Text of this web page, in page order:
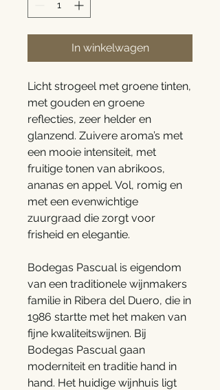
In winkelwagen
Licht strogeel met groene tinten,
met gouden en groene
reflecties, zeer helder en
glanzend. Zuivere aroma’s met
een mooie intensiteit, met
fruitige tonen van abrikoos,
ananas en appel. Vol, romig en
met een evenwichtige
zuurgraad die zorgt voor
frisheid en elegantie.
Bodegas Pascual is eigendom
van een traditionele wijnmakers
familie in Ribera del Duero, die in
1986 startte met het maken van
fijne kwaliteitswijnen. Bij
Bodegas Pascual gaan
moderniteit en traditie hand in
hand. Het huidige wijnhuis ligt